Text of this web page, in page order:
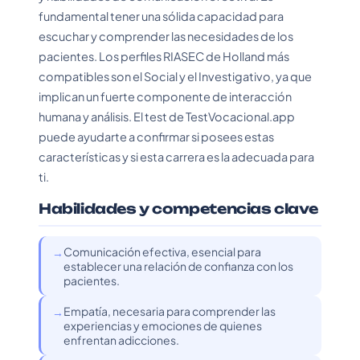
fundamental tener una sólida capacidad para
escuchar y comprender las necesidades de los
pacientes. Los perfiles RIASEC de Holland más
compatibles son el Social y el Investigativo, ya que
implican un fuerte componente de interacción
humana y análisis. El test de TestVocacional.app
puede ayudarte a confirmar si posees estas
características y si esta carrera es la adecuada para
ti.
Habilidades y competencias clave
Comunicación efectiva, esencial para
establecer una relación de confianza con los
pacientes.
Empatía, necesaria para comprender las
experiencias y emociones de quienes
enfrentan adicciones.